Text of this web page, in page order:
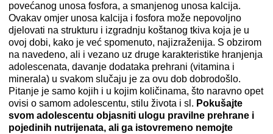
povećanog unosa fosfora, a smanjenog unosa kalcija.
Ovakav omjer unosa kalcija i fosfora može nepovoljno
djelovati na strukturu i izgradnju koštanog tkiva koja je u
ovoj dobi, kako je već spomenuto, najizraženija. S obzirom
na navedeno, ali i vezano uz druge karakteristike hranjenja
adolescenata, davanje dodataka prehrani (vitamina i
minerala) u svakom slučaju je za ovu dob dobrodošlo.
Pitanje je samo kojih i u kojim količinama, što naravno opet
ovisi o samom adolescentu, stilu života i sl. Pokušajte
svom adolescentu objasniti ulogu pravilne prehrane i
pojedinih nutrijenata, ali ga istovremeno nemojte